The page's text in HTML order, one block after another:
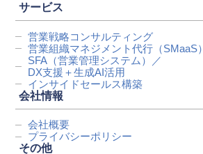
サービス
営業戦略コンサルティング
営業組織マネジメント代行 （SMaaS）
SFA（営業管理システム）／
DX支援＋生成AI活用
インサイドセールス構築
会社情報
会社概要
プライバシーポリシー
その他